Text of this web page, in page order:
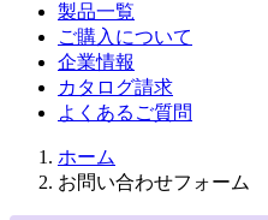
製品一覧
ご購入について
企業情報
カタログ請求
よくあるご質問
ホーム
お問い合わせフォーム